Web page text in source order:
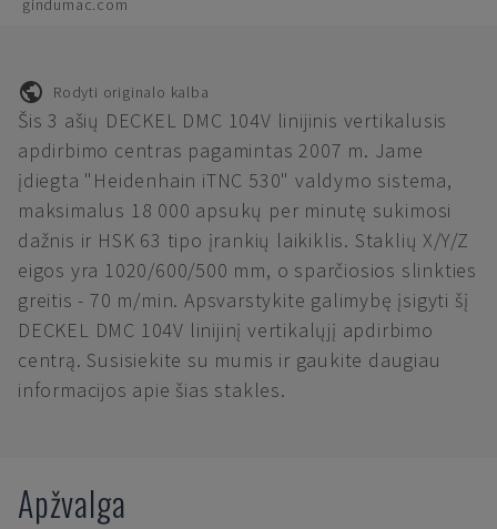
gindumac.com
Rodyti originalo kalba
Šis 3 ašių DECKEL DMC 104V linijinis vertikalusis
apdirbimo centras pagamintas 2007 m. Jame
įdiegta "Heidenhain iTNC 530" valdymo sistema,
maksimalus 18 000 apsukų per minutę sukimosi
dažnis ir HSK 63 tipo įrankių laikiklis. Staklių X/Y/Z
eigos yra 1020/600/500 mm, o sparčiosios slinkties
greitis - 70 m/min. Apsvarstykite galimybę įsigyti šį
DECKEL DMC 104V linijinį vertikalųjį apdirbimo
centrą. Susisiekite su mumis ir gaukite daugiau
informacijos apie šias stakles.
Apžvalga